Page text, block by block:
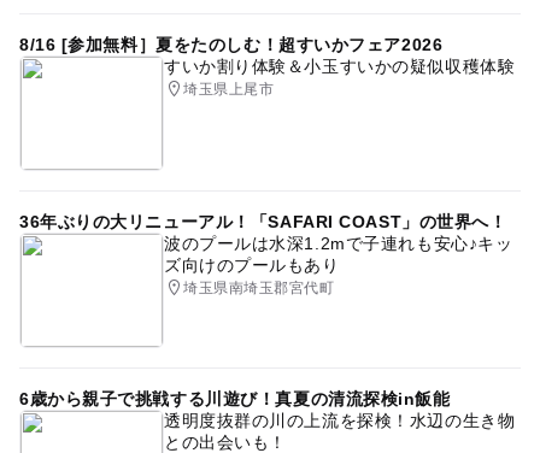
8/16 [参加無料］夏をたのしむ！超すいかフェア2026
すいか割り体験＆小玉すいかの疑似収穫体験
埼玉県上尾市
36年ぶりの大リニューアル！「SAFARI COAST」の世界へ！
波のプールは水深1.2mで子連れも安心♪キッ
ズ向けのプールもあり
埼玉県南埼玉郡宮代町
6歳から親子で挑戦する川遊び！真夏の清流探検in飯能
透明度抜群の川の上流を探検！水辺の生き物
との出会いも！